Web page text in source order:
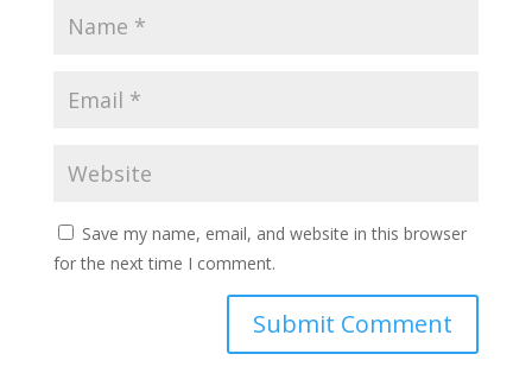
Save my name, email, and website in this browser
for the next time I comment.